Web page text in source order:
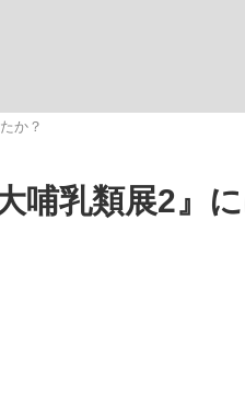
... 「クマが悪者扱
か？
乳類展2』